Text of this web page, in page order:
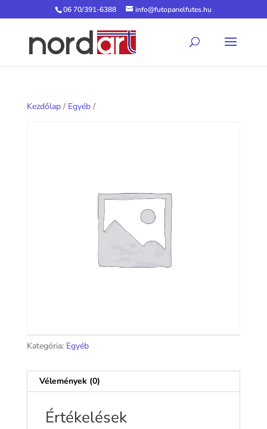
06 70/391-6388 info@futopanelfutes.hu
Kezdőlap/ Egyéb/
Kategória: Egyéb
Vélemények (0)
Értékelések